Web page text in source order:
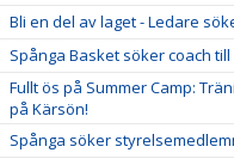
Bli en del av laget - Ledare
Spånga Basket söker coach
Fullt ös på Summer Camp:
på Kärsön!
Spånga söker